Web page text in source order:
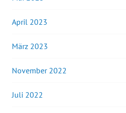
April 2023
März 2023
November 2022
Juli 2022